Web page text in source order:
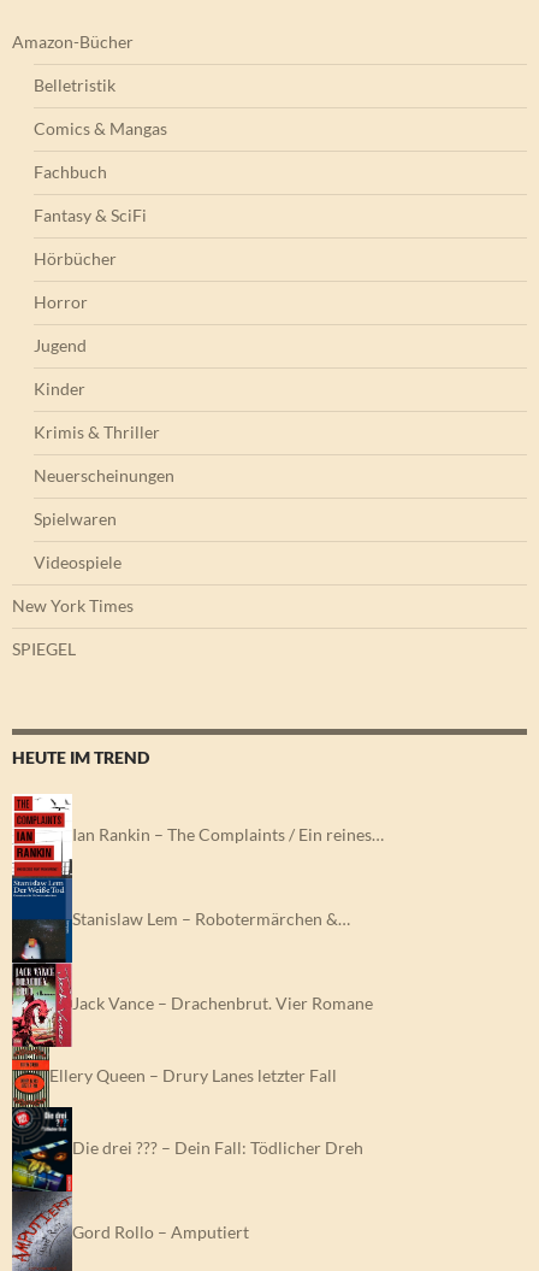
Amazon-Bücher
Belletristik
Comics & Mangas
Fachbuch
Fantasy & SciFi
Hörbücher
Horror
Jugend
Kinder
Krimis & Thriller
Neuerscheinungen
Spielwaren
Videospiele
New York Times
SPIEGEL
HEUTE IM TREND
Ian Rankin – The Complaints / Ein reines…
Stanislaw Lem – Robotermärchen &…
Jack Vance – Drachenbrut. Vier Romane
Ellery Queen – Drury Lanes letzter Fall
Die drei ??? – Dein Fall: Tödlicher Dreh
Gord Rollo – Amputiert